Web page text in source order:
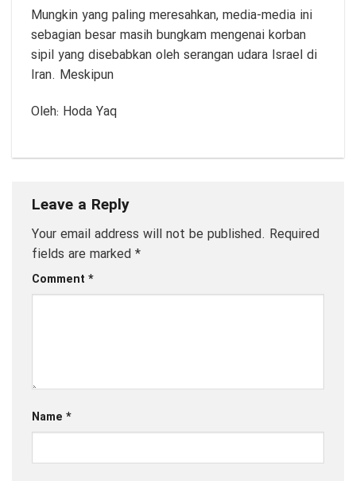
Mungkin yang paling meresahkan, media-media ini
sebagian besar masih bungkam mengenai korban
sipil yang disebabkan oleh serangan udara Israel di
Iran. Meskipun
Oleh: Hoda Yaq
Leave a Reply
Your email address will not be published. Required
fields are marked *
Comment *
Name *